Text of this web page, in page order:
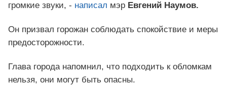
громкие звуки, - написал мэр Евгений Наумов.
Он призвал горожан соблюдать спокойствие и меры
предосторожности.
Глава города напомнил, что подходить к обломкам
нельзя, они могут быть опасны.